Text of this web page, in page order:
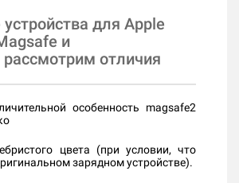
для Apple
и
отличия
особенность magsafe2
цвета (при условии, что
зарядном устройстве).